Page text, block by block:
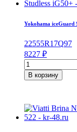
Yokohama iceGuard
22555R17Q97
8227 ₽
Количество
товара
Yokohama
iG50+
225/55/R17
В корзину